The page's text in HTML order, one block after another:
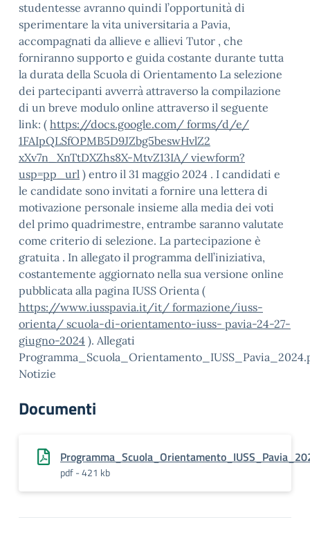
studentesse avranno quindi l’opportunità di
sperimentare la vita universitaria a Pavia,
accompagnati da allieve e allievi Tutor , che
forniranno supporto e guida costante durante tutta
la durata della Scuola di Orientamento La selezione
dei partecipanti avverrà attraverso la compilazione
di un breve modulo online attraverso il seguente
link: ( https://docs.google.com/ forms/d/e/
1FAIpQLSfOPMB5D9JZbg5beswHvlZ2
xXv7n_XnTtDXZhs8X-MtvZ13IA/ viewform?
usp=pp_url ) entro il 31 maggio 2024 . I candidati e
le candidate sono invitati a fornire una lettera di
motivazione personale insieme alla media dei voti
del primo quadrimestre, entrambe saranno valutate
come criterio di selezione. La partecipazione è
gratuita . In allegato il programma dell’iniziativa,
costantemente aggiornato nella sua versione online
pubblicata alla pagina IUSS Orienta (
https://www.iusspavia.it/it/ formazione/iuss-
orienta/ scuola-di-orientamento-iuss- pavia-24-27-
giugno-2024 ). Allegati
Notizie
Documenti
pdf - 421 kb